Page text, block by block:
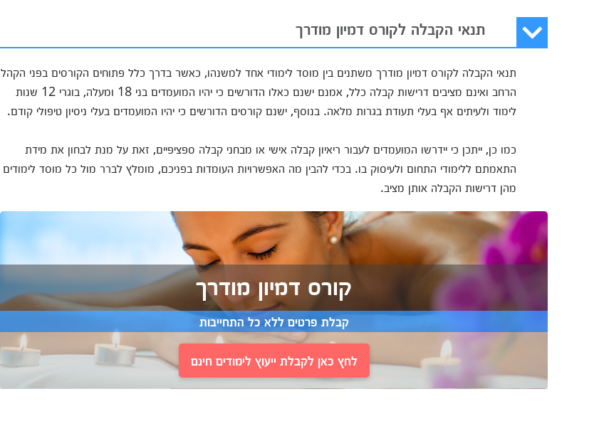
תנאי הקבלה לקורס דמיון מודרך
תנאי הקבלה לקורס דמיון מודרך משתנים בין מוסד לימודי אחד למשנהו, כאשר בדרך כלל פתוחים הקורסים בפני הקהל
הרחב ואינם מציבים דרישות קבלה כלל, אמנם ישנם כאלו הדורשים כי יהיו המועמדים בני 18 ומעלה, בוגרי 12 שנות
לימוד ולעיתים אף בעלי תעודת בגרות מלאה. בנוסף, ישנם קורסים הדורשים כי יהיו המועמדים בעלי ניסיון טיפולי קודם.
כמו כן, ייתכן כי יידרשו המועמדים לעבור ריאיון קבלה אישי או מבחני קבלה ספציפיים, זאת על מנת לבחון את מידת
התאמתם ללימודי התחום ולעיסוק בו. בכדי להבין מה האפשרויות העומדות בפניכם, מומלץ לברר מול כל מוסד לימודים
מהן דרישות הקבלה אותן מציב.
קורס דמיון מודרך
קבלת פרטים ללא כל התחייבות
לחץ כאן לקבלת ייעוץ לימודים חינם